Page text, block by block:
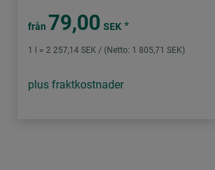
från 79,00 SEK *
1 l = 2 257,14 SEK / (Netto: 1 805,71 SEK)
plus fraktkostnader